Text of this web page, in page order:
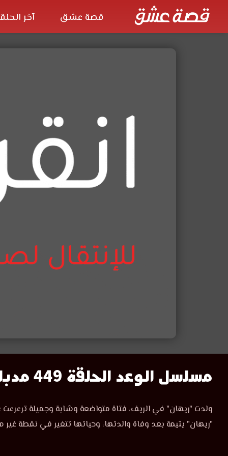
قصة عشق آخر
مسلسل
الوعد
الحلقة
مسلسل الوعد الحلقة 449 مدبلج
مسلسل
الوعد
الحلقة
ولدت "ريهان" في الريف، فتاة متواضعة وشابة وجميلة ترعرعت
"ريهان" يتيمة بعد وفاة والدتها، وحياتها تتغير في نقطة غير